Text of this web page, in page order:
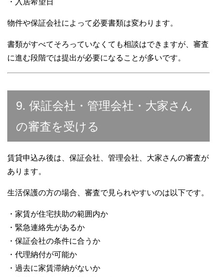
・入居希望日
物件や保証会社によって必要書類は変わります。
書類がすべてそろっていなくても相談はできますが、審査
に進む段階では提出が必要になることが多いです。
9. 保証会社・管理会社・大家さん
の審査を受ける
賃貸申込み後は、保証会社、管理会社、大家さんの審査が
あります。
生活保護の方の場合、審査で見られやすいのは以下です。
・家賃が住宅扶助の範囲内か
・緊急連絡先があるか
・保証会社の条件に合うか
・代理納付が可能か
・過去に家賃滞納がないか